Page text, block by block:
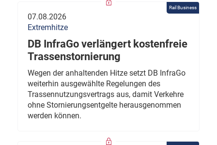
Rail Business
07.08.2026
Extremhitze
DB InfraGo verlängert kostenfreie
Trassenstornierung
Wegen der anhaltenden Hitze setzt DB InfraGo
weiterhin ausgewählte Regelungen des
Trassennutzungsvertrags aus, damit Verkehre
ohne Stornierungsentgelte herausgenommen
werden können.